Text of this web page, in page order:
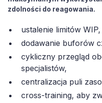
zdolności do reagowania.
ustalenie limitów WIP,
dodawanie buforów
cykliczny przegląd
specjalistów,
centralizacja puli
cross-training, aby